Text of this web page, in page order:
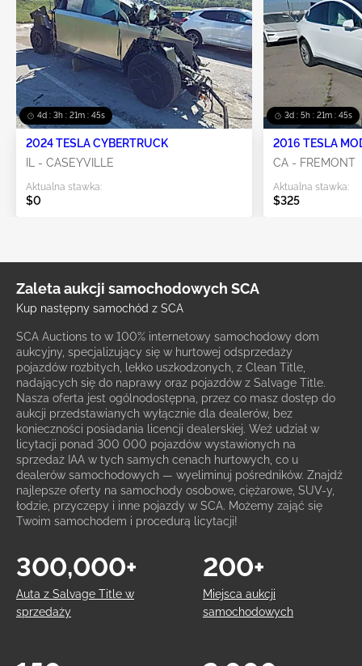
4d : 3h : 21m : 45s
2024 TESLA CYBERTRUCK
IL - CASEYVILLE
Aktualna stawka:
$0
3d : 5h : 21m : 45s
2016 TESLA
CA - FREMONT
Aktualna stawka:
$325
Zaleta aukcji samochodowych SCA
Kup następny samochód z SCA
SCA Auctions to w 100% internetowy samochodowy dom
aukcyjny, specjalizujący się w hurtowej odsprzedaży
pojazdów rozbitych, lekko uszkodzonych, z Clean Title,
nadających się do naprawy oraz pojazdów z Salvage Title.
Nasza oferta jest ogólnodostępna, przez co masz dostęp do
aukcji przedstawianych wyłącznie dla dealerów, bez
konieczności posiadania licencji dealerskiej. Weź udział w
licytacji ponad 300 000 pojazdów wystawionych na
sprzedaż IAA w tych samych cenach hurtowych, co u
dealerów samochodowych — wyeliminuj pośredników. Znajdź
najlepsze oferty na samochody osobowe, ciężarowe, SUV-y,
łodzie, przyczepy i inne pojazdy w SCA. Możemy zająć się
Twoim samochodem i procedurą licytacji!
Auta z Salvage Title w
sprzedaży
300,000+
Miejsca aukcji
samochodowych
200+